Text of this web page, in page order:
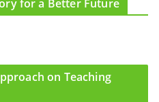
for a Better Future
on Teaching